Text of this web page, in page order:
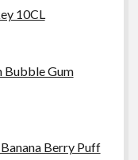
10CL
Bubble Gum
Berry Puff